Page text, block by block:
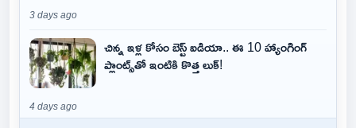
3 days ago
చిన్న ఇళ్ల కోసం బెస్ట్ ఐడియా.. ఈ 10 హ్యాంగింగ్
ప్లాంట్స్‌తో ఇంటికి కొత్త లుక్!
4 days ago